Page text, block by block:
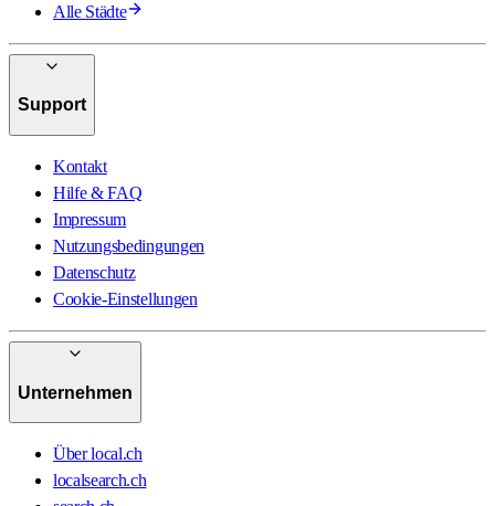
Alle Städte
Support
Kontakt
Hilfe & FAQ
Impressum
Nutzungsbedingungen
Datenschutz
Cookie-Einstellungen
Unternehmen
Über local.ch
localsearch.ch